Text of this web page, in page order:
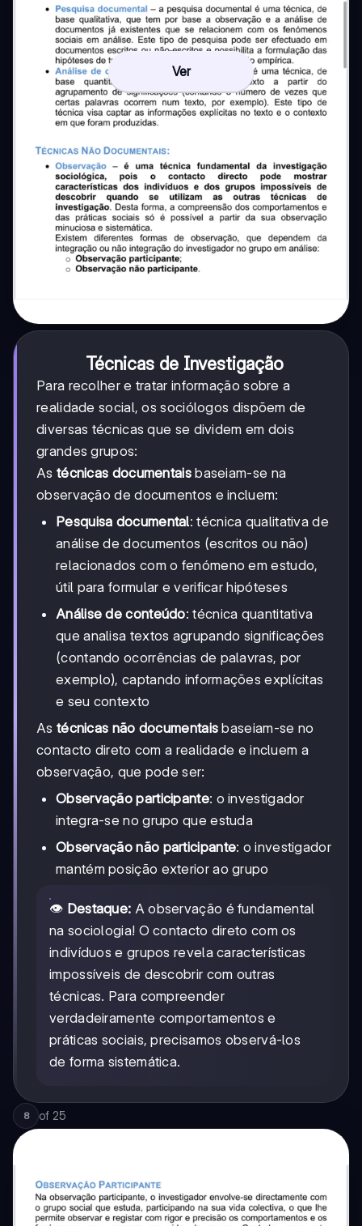
Ver
Técnicas de Investigação
Para recolher e tratar informação sobre a
realidade social, os sociólogos dispõem de
diversas técnicas que se dividem em dois
grandes grupos:
As técnicas documentaisbaseiam-se na
observação de documentos e incluem:
Pesquisa documental: técnica qualitativa de
análise de documentos (escritos ou não)
relacionados com o fenómeno em estudo,
útil para formular e verificar hipóteses
Análise de conteúdo: técnica quantitativa
que analisa textos agrupando significações
(contando ocorrências de palavras, por
exemplo), captando informações explícitas
e seu contexto
As técnicas não documentais baseiam-se no
contacto direto com a realidade e incluem a
observação, que pode ser:
Observação participante: o investigador
integra-se no grupo que estuda
Observação não participante: o investigador
mantém posição exterior ao grupo
👁️ Destaque: A observação é fundamental
na sociologia! O contacto direto com os
indivíduos e grupos revela características
impossíveis de descobrir com outras
técnicas. Para compreender
verdadeiramente comportamentos e
práticas sociais, precisamos observá-los
de forma sistemática.
8 of 25